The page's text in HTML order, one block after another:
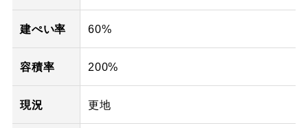
建ぺい率 60%
容積率 200%
現況 更地